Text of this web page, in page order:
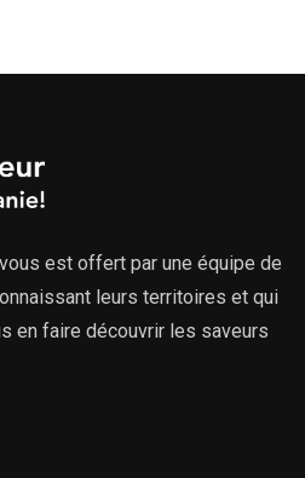
est offert par une équipe de
leurs territoires et qui
en faire découvrir les saveurs